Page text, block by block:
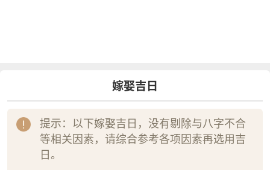
嫁娶吉日
提示：以下嫁娶吉日，没有剔除与八字不合
等相关因素，请综合参考各项因素再选用吉
日。